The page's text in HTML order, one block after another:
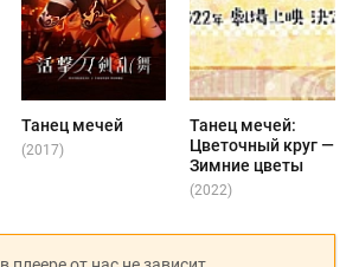
Танец мечей
(2017)
Танец мечей:
Цветочный круг —
Зимние цветы
(2022)